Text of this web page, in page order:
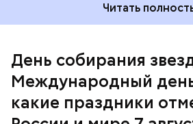
Читать
День собирания
Международный
какие праздники
Международный день